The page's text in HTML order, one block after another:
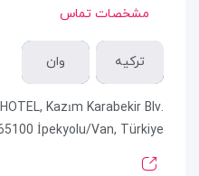
مشخصات تماس
ترکیه وان
Kazım Karabekir Blv.
İpekyolu/Van, Türkiye